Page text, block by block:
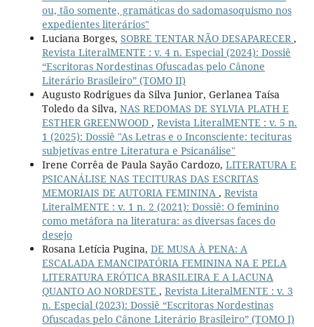
ou, tão somente, gramáticas do sadomasoquismo nos
expedientes literários"
Luciana Borges, SOBRE TENTAR NÃO DESAPARECER,
Revista LiteralMENTE : v. 4 n. Especial (2024): Dossiê
“Escritoras Nordestinas Ofuscadas pelo Cânone
Literário Brasileiro” (TOMO II)
Augusto Rodrigues da Silva Junior, Gerlanea Taísa
Toledo da Silva, NAS REDOMAS DE SYLVIA PLATH E
ESTHER GREENWOOD , Revista LiteralMENTE : v. 5 n.
1 (2025): Dossiê "As Letras e o Inconsciente: tecituras
subjetivas entre Literatura e Psicanálise"
Irene Corrêa de Paula Sayão Cardozo, LITERATURA E
PSICANÁLISE NAS TECITURAS DAS ESCRITAS
MEMORIAIS DE AUTORIA FEMININA , Revista
LiteralMENTE : v. 1 n. 2 (2021): Dossiê: O feminino
como metáfora na literatura: as diversas faces do
desejo
Rosana Letícia Pugina, DE MUSA À PENA: A
ESCALADA EMANCIPATÓRIA FEMININA NA E PELA
LITERATURA ERÓTICA BRASILEIRA E A LACUNA
QUANTO AO NORDESTE , Revista LiteralMENTE : v. 3
n. Especial (2023): Dossiê “Escritoras Nordestinas
Ofuscadas pelo Cânone Literário Brasileiro” (TOMO I)